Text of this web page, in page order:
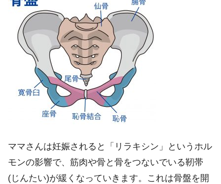
ママさんは妊娠されると「リラキシン」というホル
モンの影響で、筋肉や骨と骨をつないでいる靭帯
(じんたい)が緩くなっていきます。これは骨盤を開